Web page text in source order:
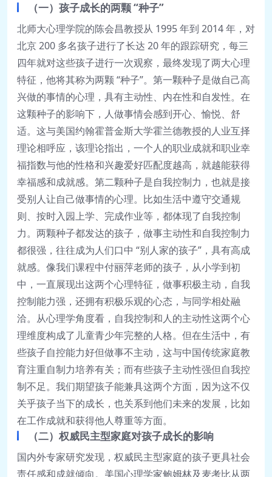
（一）孩子成长的两颗 “种子”
北师大心理学院的陈会昌教授从 1995 年到 2014 年，对
北京 200 多名孩子进行了长达 20 年的跟踪研究，每三
四年就对这些孩子进行一次观察，最终发现了两大心理
特征，他将其称为两颗 “种子”。第一颗种子是做自己高
兴做的事情的心理，具有主动性、内在性和自发性。在
这颗种子的影响下，人做事情会感到开心、愉悦、舒
适。这与美国约翰霍普金斯大学霍兰德教授的人业互择
理论相呼应，该理论指出，一个人的职业成就和职业幸
福指数与他的性格和兴趣爱好匹配度越高，就越能获得
幸福感和成就感。第二颗种子是自我控制力，也就是接
受别人让自己做事情的心理。比如生活中遵守交通规
则、按时入园上学、完成作业等，都体现了自我控制
力。两颗种子都发达的孩子，做事主动性和自我控制力
都很强，往往成为人们口中 “别人家的孩子”，具有高成
就感。像我们课程中付丽萍老师的孩子，从小学到初
中，一直展现出这两个心理特征，做事积极主动，自我
控制能力强，还拥有积极乐观的心态，与同学相处融
洽。从心理学角度看，自我控制和人的主动性这两个心
理维度构成了儿童青少年完整的人格。但在生活中，有
些孩子自控能力好但做事不主动，这与中国传统家庭教
育注重自制力培养有关；而有些孩子主动性强但自我控
制不足。我们期望孩子能兼具这两个方面，因为这不仅
关乎孩子当下的成长，也关系到他们未来的发展，比如
在工作成就和获得他人尊重等方面。
（二）权威民主型家庭对孩子成长的影响
国内外专家研究发现，权威民主型家庭的孩子更具社会
责任感和成就倾向。美国心理学家鲍姆林及麦考比从两